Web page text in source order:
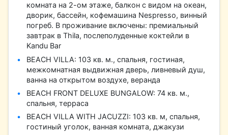
комната на 2-ом этаже, балкон с видом на океан,
дворик, бассейн, кофемашина Nespresso, винный
погреб. В проживание включены: премиальный
завтрак в Thila, послеполуденные коктейли в
Kandu Bar
BEACH VILLA: 103 кв. м., спальня, гостиная,
межкомнатная выдвижная дверь, ливневый душ,
ванна на открытом воздухе, веранда
BEACH FRONT DELUXE BUNGALOW: 74 кв. м.,
спальня, терраса
BEACH VILLA WITH JACUZZI: 103 кв. м, спальня,
гостиный уголок, ванная комната, джакузи